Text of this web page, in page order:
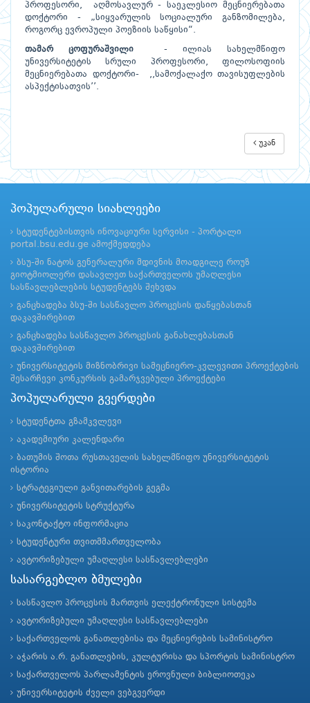
პროფესორი, აღმოსავლურ - საეკლესიო მეცნიერებათა
დოქტორი - „სიყვარულის სოციალური განზომილება,
როგორც ევროპული პოეზიის საწყისი“.
თამარ ცოფურაშვილი
- ილიას სახელმწიფო
უნივერსიტეტის სრული პროფესორი, ფილოსოფიის
მეცნიერებათა დოქტორი- ,,სამოქალაქო თავისუფლების
ასპექტისათვის’’.
უკან
პოპულარული სიახლეები
სტუდენტებისთვის ინოვაციური სერვისი - პორტალი
portal.bsu.edu.ge ამოქმედდება
ბსუ-ში ნატოს გენერალური მდივნის მოადგილე როუზ
გიოტმიოლერი დასავლეთ საქართველოს უმაღლესი
სასწავლებლების სტუდენტებს შეხვდა
განცხადება ბსუ-ში სასწავლო პროცესის დაწყებასთან
დაკავშირებით
განცხადება სასწავლო პროცესის განახლებასთან
დაკავშირებით
უნივერსიტეტის მიზნობრივი სამეცნიერო-კვლევითი პროექტების
შესარჩევი კონკურსის გამარჯვებული პროექტები
პოპულარული გვერდები
სტუდენტთა გზამკვლევი
აკადემიური კალენდარი
ბათუმის შოთა რუსთაველის სახელმწიფო უნივერსიტეტის
ისტორია
სტრატეგიული განვითარების გეგმა
უნივერსიტეტის სტრუქტურა
საკონტაქტო ინფორმაცია
სტუდენტური თვითმმართველობა
ავტორიზებული უმაღლესი სასწავლებლები
სასარგებლო ბმულები
სასწავლო პროცესის მართვის ელექტრონული სისტემა
ავტორიზებული უმაღლესი სასწავლებლები
საქართველოს განათლებისა და მეცნიერების სამინისტრო
აჭარის ა.რ. განათლების, კულტურისა და სპორტის სამინისტრო
საქართველოს პარლამენტის ეროვნული ბიბლიოთეკა
უნივერსიტეტის ძველი ვებგვერდი